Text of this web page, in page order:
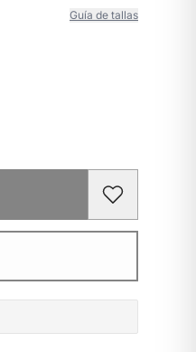
Guía de tallas